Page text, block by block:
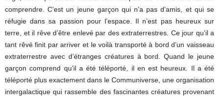
comprendre. C’est un jeune garçon qui n’a pas d’amis, et qui se
réfugie dans sa passion pour l’espace. Il n’est pas heureux sur
terre, et il rêve d’être enlevé par des extraterrestres. Ce jour qu’il a
tant rêvé finit par arriver et le voilà transporté à bord d’un vaisseau
extraterrestre avec d’étranges créatures à bord. Quand le jeune
garçon comprend qu’il a été téléporté, il en est heureux. Il a été
téléporté plus exactement dans le Communiverse, une organisation
intergalactique qui rassemble des fascinantes créatures provenant